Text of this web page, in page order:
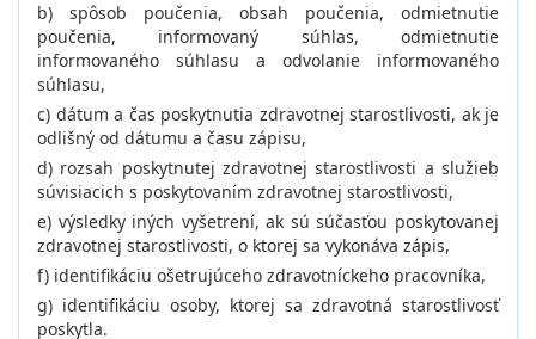
b) spôsob poučenia, obsah poučenia, odmietnutie
poučenia, informovaný súhlas, odmietnutie
informovaného súhlasu a odvolanie informovaného
súhlasu,
c) dátum a čas poskytnutia zdravotnej starostlivosti, ak je
odlišný od dátumu a času zápisu,
d) rozsah poskytnutej zdravotnej starostlivosti a služieb
súvisiacich s poskytovaním zdravotnej starostlivosti,
e) výsledky iných vyšetrení, ak sú súčasťou poskytovanej
zdravotnej starostlivosti, o ktorej sa vykonáva zápis,
f) identifikáciu ošetrujúceho zdravotníckeho pracovníka,
g) identifikáciu osoby, ktorej sa zdravotná starostlivosť
poskytla.